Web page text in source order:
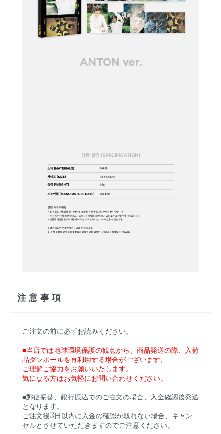
注意事項
ご注文の前に必ずお読みください。
■当店では地球環境保護の観点から、商品発送の際、入荷
品ダンボールを再利用する場合がございます。
ご理解ご協力をお願いいたします。
気になる方はお気軽にお問い合わせください。
■郵便振替、銀行振込でのご注文の場合、入金確認後発送
となります。
ご注文後3日以内に入金の確認が取れない場合、キャン
セルとさせていただきますのでご注意ください。